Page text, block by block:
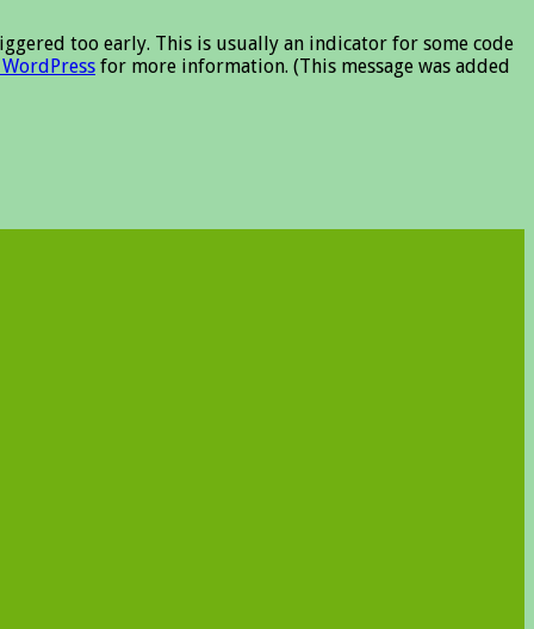
too early. This is usually an indicator for some code
for more information. (This message was added